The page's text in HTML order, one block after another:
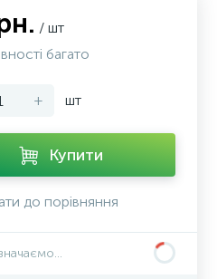
/ шт
багато
+ шт
Купити
до порівняння